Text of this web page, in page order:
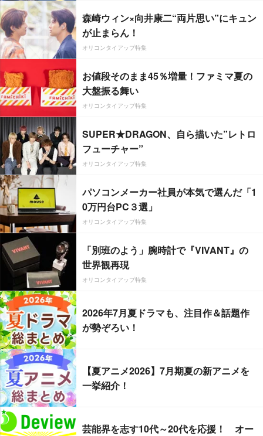
森崎ウィン×向井康二“両片思い”にキュン
が止まらん！
オリコンタイアップ特集
お値段そのまま45％増量！ファミマ夏の
大盤振る舞い
オリコンタイアップ特集
SUPER★DRAGON、自ら描いた”レトロ
フューチャー”
オリコンタイアップ特集
パソコンメーカー社員が本気で選んだ「1
0万円台PC３選」
オリコンタイアップ特集
「別班のよう」腕時計で『VIVANT』の
世界観再現
オリコンタイアップ特集
2026年7月夏ドラマも、注目作＆話題作
が勢ぞろい！
【夏アニメ2026】7月期夏の新アニメを
一挙紹介！
芸能界を志す10代～20代を応援！ オー